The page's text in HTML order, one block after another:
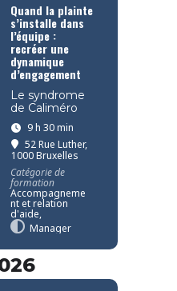
Quand la plainte
s’installe dans
l’équipe :
recréer une
dynamique
d’engagement
Le syndrome
de Caliméro
9 h 30 min
52 Rue Luther,
1000 Bruxelles
Catégorie de
formation
Accompagneme
nt et relation
d'aide,
Manager